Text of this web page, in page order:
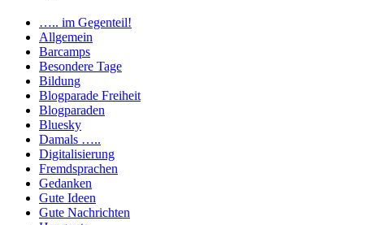
….. im Gegenteil!
Allgemein
Barcamps
Besondere Tage
Bildung
Blogparade Freiheit
Blogparaden
Bluesky
Damals …..
Digitalisierung
Fremdsprachen
Gedanken
Gute Ideen
Gute Nachrichten